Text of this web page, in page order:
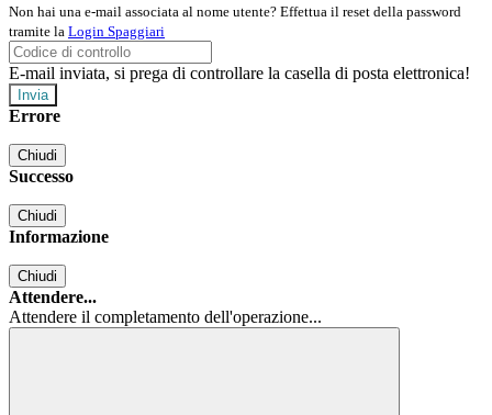
Non hai una e-mail associata al nome utente? Effettua il reset della password
tramite la Login Spaggiari
E-mail inviata, si prega di controllare la casella di posta elettronica!
Errore
Chiudi
Successo
Chiudi
Informazione
Chiudi
Attendere...
Attendere il completamento dell'operazione...